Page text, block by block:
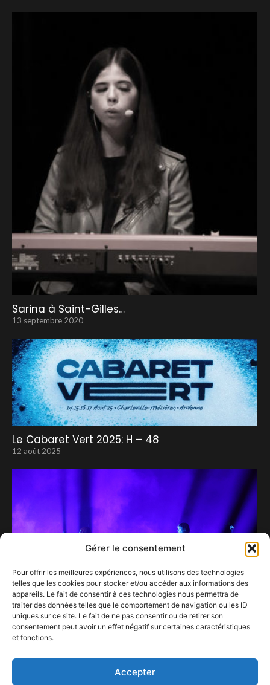
Gérer le consentement
Pour offrir les meilleures expériences, nous utilisons des technologies
telles que les cookies pour stocker et/ou accéder aux informations des
appareils. Le fait de consentir à ces technologies nous permettra de
traiter des données telles que le comportement de navigation ou les ID
uniques sur ce site. Le fait de ne pas consentir ou de retirer son
consentement peut avoir un effet négatif sur certaines caractéristiques
et fonctions.
Accepter
Sarina à Saint-Gilles…
13 septembre 2020
Le Cabaret Vert 2025: H – 48
12 août 2025
9 février 2026